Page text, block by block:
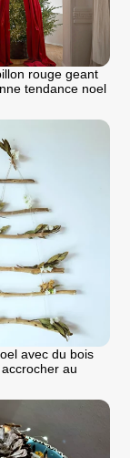
rouge geant
tendance noel
avec du bois
au